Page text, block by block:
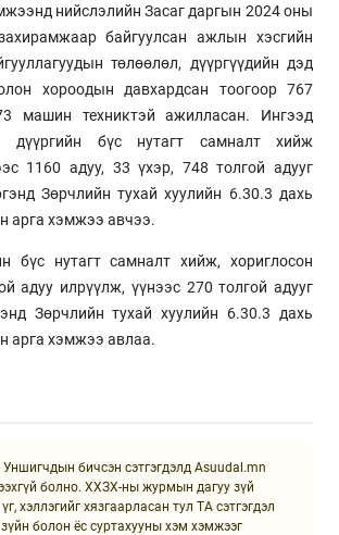
нийслэлийн Засаг даргын 2024 оны
байгуулсан ажлын хэсгийн
төлөөлөл, дүүргүүдийн дэд
хороодын давхардсан тоогоор 767
машин техниктэй ажилласан. Ингээд
дүүргийн бүс нутагт самналт хийж
1160 адуу, 33 үхэр, 748 толгой адууг
Зөрчлийн тухай хуулийн 6.30.3 дахь
арга хэмжээ авчээ.
бүс нутагт самналт хийж, хориглосон
адуу илрүүлж, үүнээс 270 толгой адууг
Зөрчлийн тухай хуулийн 6.30.3 дахь
арга хэмжээ авлаа.
бичсэн сэтгэгдэлд Asuudal.mn
болно. ХХЗХ-ны журмын дагуу зүй
хэллэгийг хязгаарласан тул ТА сэтгэгдэл
болон ёс суртахууны хэм хэмжээг